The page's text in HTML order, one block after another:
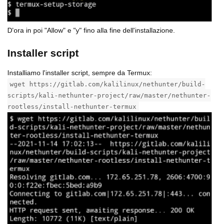
D'ora in poi "Allow" e "y" fino alla fine dell'installazione.
Installer script
Installiamo l'installer script, sempre da Termux:
wget https://gitlab.com/kalilinux/nethunter/build-
scripts/kali-nethunter-project/raw/master/nethunter-
rootless/install-nethunter-termux